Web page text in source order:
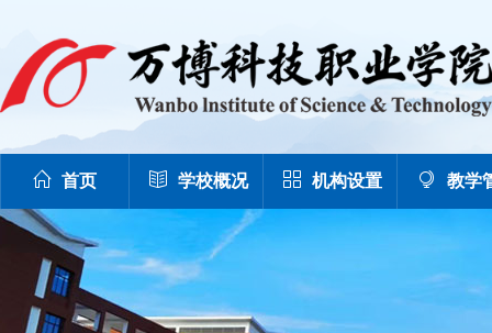
首页 学校概况 机构设置 教学